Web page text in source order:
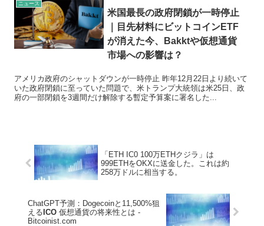
ニュース
米国最長の政府閉鎖が一時停止
｜目先材料にビットコインETF
が消えた今、Bakktや仮想通貨
市場への影響は？
アメリカ政府のシャットダウンが一時停止 昨年12月22日より続いて
いた政府閉鎖に至っていた問題で、米トランプ大統領は米25日、政
府の一部閉鎖を3週間だけ解除する暫定予算案に署名した...
「ETH IC0 100万ETHクジラ」は
999ETHをOKXに送金した。これは約
258万ドルに相当する。
ChatGPT予測：Dogecoinと11,500%狙
える ICO 仮想通貨の将来性とは -
Bitcoinist.com